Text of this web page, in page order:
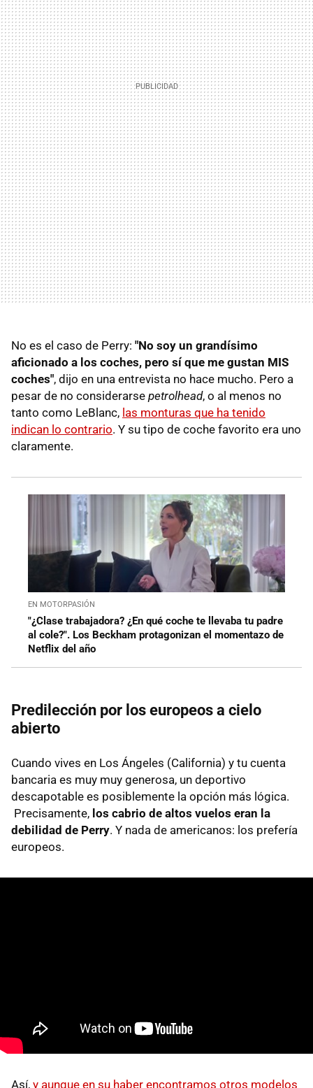
No es el caso de Perry: "No soy un grandísimo
aficionado a los coches, pero sí que me gustan MIS
coches", dijo en una entrevista no hace mucho. Pero a
pesar de no considerarse petrolhead, o al menos no
tanto como LeBlanc, las monturas que ha tenido
indican lo contrario. Y su tipo de coche favorito era uno
claramente.
EN MOTORPASIÓN
"¿Clase trabajadora? ¿En qué coche te llevaba tu padre
al cole?". Los Beckham protagonizan el momentazo de
Netflix del año
Predilección por los europeos a cielo
abierto
Cuando vives en Los Ángeles (California) y tu cuenta
bancaria es muy muy generosa, un deportivo
descapotable es posiblemente la opción más lógica.
Precisamente, los cabrio de altos vuelos eran la
debilidad de Perry. Y nada de americanos: los prefería
europeos.
Así, y aunque en su haber encontramos otros modelos